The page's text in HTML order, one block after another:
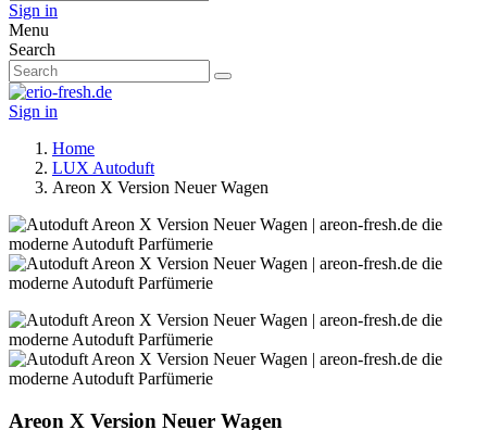
Sign in
Menu
Search
Sign in
Home
LUX Autoduft
Areon X Version Neuer Wagen
Areon X Version Neuer Wagen